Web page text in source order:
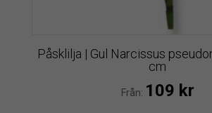
Påsklilja | Gul Narcissus
cm
Från: 109 kr